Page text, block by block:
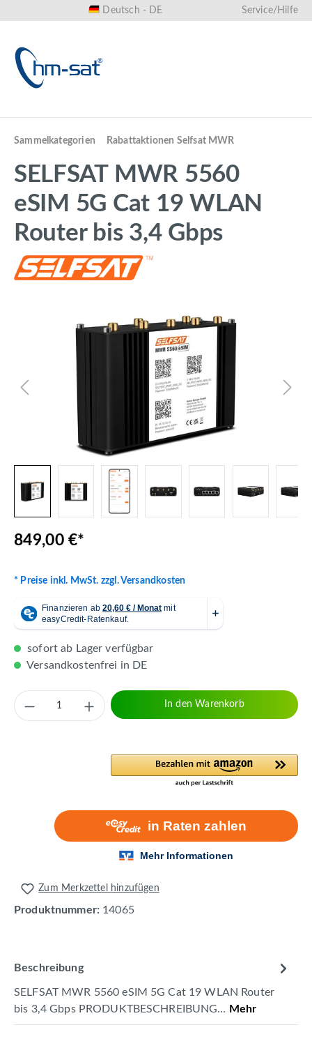
Deutsch - DE Service/Hilfe
Sammelkategorien Rabattaktionen Selfsat MWR
SELFSAT MWR 5560
eSIM 5G Cat 19 WLAN
Router bis 3,4 Gbps
Bildergalerie überspringen
849,00 €*
* Preise inkl. MwSt. zzgl. Versandkosten
sofort ab Lager verfügbar
Versandkostenfrei in DE
Produkt Anzahl: Gib den gewünschten
In den Warenkorb
Zum Merkzettel hinzufügen
Produktnummer: 14065
Beschreibung
SELFSAT MWR 5560 eSIM 5G Cat 19 WLAN Router
bis 3,4 Gbps PRODUKTBESCHREIBUNG… Mehr